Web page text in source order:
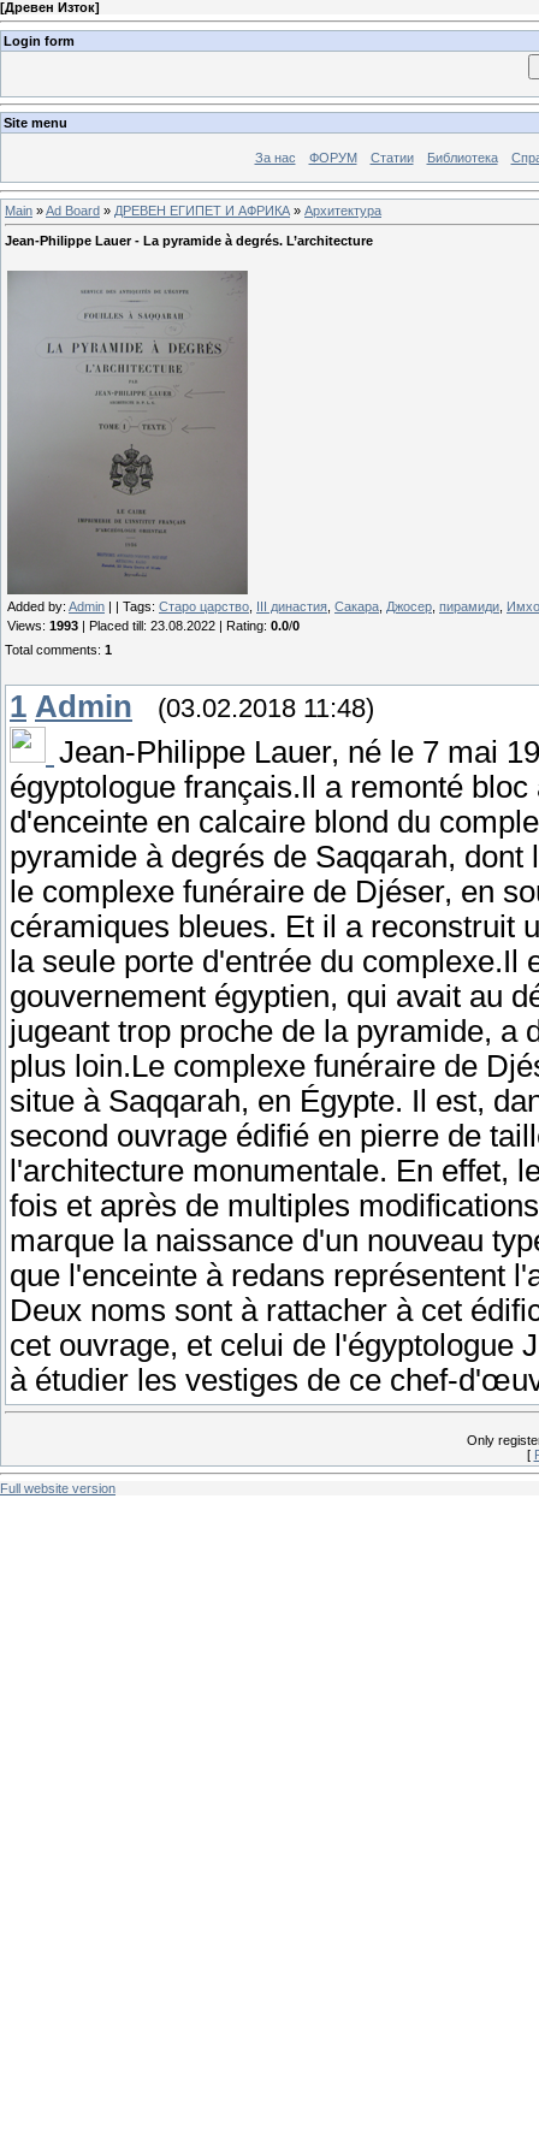
[Древен Изток]
Login form
Site menu
За нас ФОРУМ Статии Библиотека
Main »Ad Board » ДРЕВЕН ЕГИПЕТ И АФРИКА » Архитектура
Jean-Philippe Lauer - La pyramide à degrés. L’architecture
Added by: Admin | | Tags: Старо царство III династия Сакара Джосер пирамиди
Views: 1993 | Placed till: 23.08.2022 | Rating: 0.0/0
Total comments: 1
1 Admin (03.02.2018 11:48)
Jean-Philippe Lauer, né le 7 mai
égyptologue français.Il a remonté
d'enceinte en calcaire blond du
pyramide à degrés de Saqqarah,
le complexe funéraire de Djéser, en
céramiques bleues. Et il a reconstruit
la seule porte d'entrée du complexe.Il
gouvernement égyptien, qui avait au
jugeant trop proche de la pyramide, a
plus loin.Le complexe funéraire de
situe à Saqqarah, en Égypte. Il est,
second ouvrage édifié en pierre de
l'architecture monumentale. En effet,
fois et après de multiples
marque la naissance d'un nouveau
que l'enceinte à redans représentent
Deux noms sont à rattacher à cet
cet ouvrage, et celui de l'égyptologue
à étudier les vestiges de ce chef-
Only
[
Full website version